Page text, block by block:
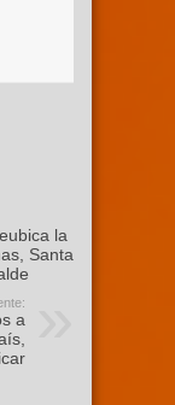
la
Santa
a